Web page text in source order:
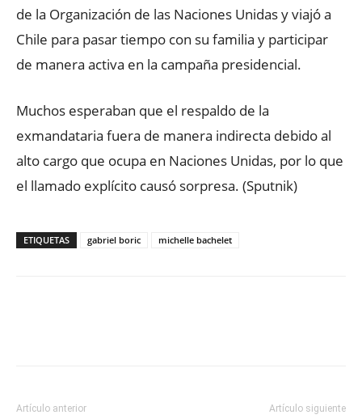
de la Organización de las Naciones Unidas y viajó a
Chile para pasar tiempo con su familia y participar
de manera activa en la campaña presidencial.
Muchos esperaban que el respaldo de la
exmandataria fuera de manera indirecta debido al
alto cargo que ocupa en Naciones Unidas, por lo que
el llamado explícito causó sorpresa. (Sputnik)
ETIQUETAS gabriel boric michelle bachelet
Artículo anterior Artículo siguiente